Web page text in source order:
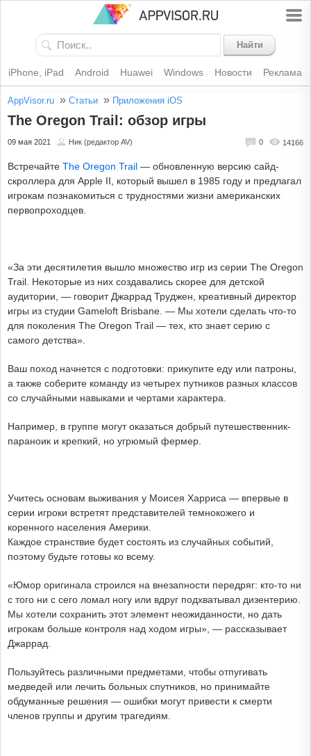
Найти
iPhone, iPad Android Huawei Windows Новости Реклама
AppVisor.ru » Статьи » Приложения iOS
The Oregon Trail: обзор игры
09 мая 2021 Ник (редактор AV) 14166
0
Встречайте The Oregon Trail — обновленную версию сайд-
скроллера для Apple II, который вышел в 1985 году и предлагал
игрокам познакомиться с трудностями жизни американских
первопроходцев.
«За эти десятилетия вышло множество игр из серии The Oregon
Trail. Некоторые из них создавались скорее для детской
аудитории, — говорит Джаррад Труджен, креативный директор
игры из студии Gameloft Brisbane. — Мы хотели сделать что-то
для поколения The Oregon Trail — тех, кто знает серию с
самого детства».
Ваш поход начнется с подготовки: прикупите еду или патроны,
а также соберите команду из четырех путников разных классов
со случайными навыками и чертами характера.
Например, в группе могут оказаться добрый путешественник-
параноик и крепкий, но угрюмый фермер.
Учитесь основам выживания у Моисея Харриса — впервые в
серии игроки встретят представителей темнокожего и
коренного населения Америки.
Каждое странствие будет состоять из случайных событий,
поэтому будьте готовы ко всему.
«Юмор оригинала строился на внезапности передряг: кто-то ни
с того ни с сего ломал ногу или вдруг подхватывал дизентерию.
Мы хотели сохранить этот элемент неожиданности, но дать
игрокам больше контроля над ходом игры», — рассказывает
Джаррад.
Пользуйтесь различными предметами, чтобы отпугивать
медведей или лечить больных спутников, но принимайте
обдуманные решения — ошибки могут привести к смерти
членов группы и другим трагедиям.